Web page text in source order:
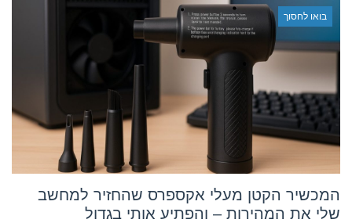
בואו לחסוך
המכשיר הקטן מעלי אקספרס שהחזיר למחשב
שלי את המהירות – והפתיע אותי בגדול